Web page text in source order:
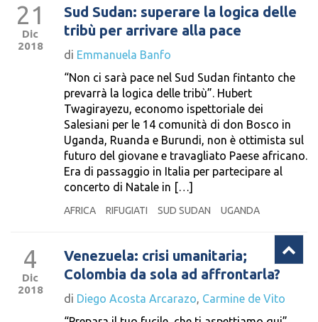
21
Dic
2018
Sud Sudan: superare la logica delle
tribù per arrivare alla pace
di Emmanuela Banfo
“Non ci sarà pace nel Sud Sudan fintanto che
prevarrà la logica delle tribù”. Hubert
Twagirayezu, economo ispettoriale dei
Salesiani per le 14 comunità di don Bosco in
Uganda, Ruanda e Burundi, non è ottimista sul
futuro del giovane e travagliato Paese africano.
Era di passaggio in Italia per partecipare al
concerto di Natale in […]
AFRICA RIFUGIATI SUD SUDAN UGANDA
4
Dic
2018
Venezuela: crisi umanitaria;
Colombia da sola ad affrontarla?
di Diego Acosta Arcarazo, Carmine de Vito